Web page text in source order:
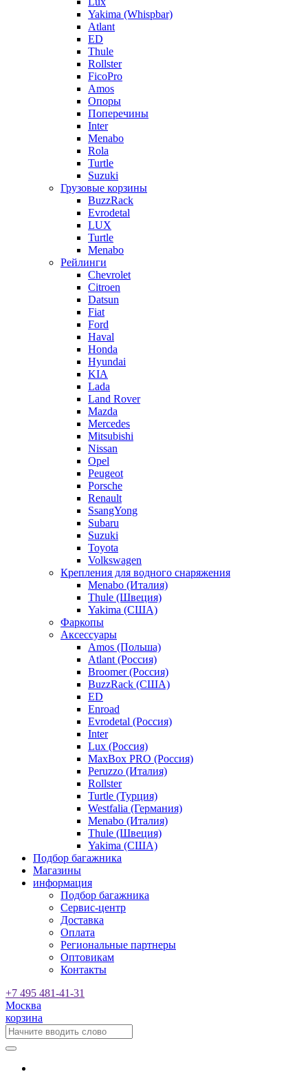
Yakima (Whispbar)
Atlant
ED
Thule
Rollster
FicoPro
Amos
Опоры
Поперечины
Inter
Menabo
Rola
Turtle
Suzuki
Грузовые корзины
BuzzRack
Evrodetal
LUX
Turtle
Menabo
Рейлинги
Chevrolet
Citroen
Datsun
Fiat
Ford
Haval
Honda
Hyundai
KIA
Lada
Land Rover
Mazda
Mercedes
Mitsubishi
Nissan
Opel
Peugeot
Porsche
Renault
SsangYong
Subaru
Suzuki
Toyota
Volkswagen
Крепления для водного снаряжения
Menabo (Италия)
Thule (Швеция)
Yakima (США)
Фаркопы
Аксессуары
Amos (Польша)
Atlant (Россия)
Broomer (Россия)
BuzzRack (США)
ED
Enroad
Evrodetal (Россия)
Inter
Lux (Россия)
MaxBox PRO (Россия)
Peruzzo (Италия)
Rollster
Turtle (Турция)
Westfalia (Германия)
Menabo (Италия)
Thule (Швеция)
Yakima (США)
Подбор багажника
Магазины
информация
Подбор багажника
Сервис-центр
Доставка
Оплата
Региональные партнеры
Оптовикам
Контакты
+7 495 481-41-31
Москва
корзина